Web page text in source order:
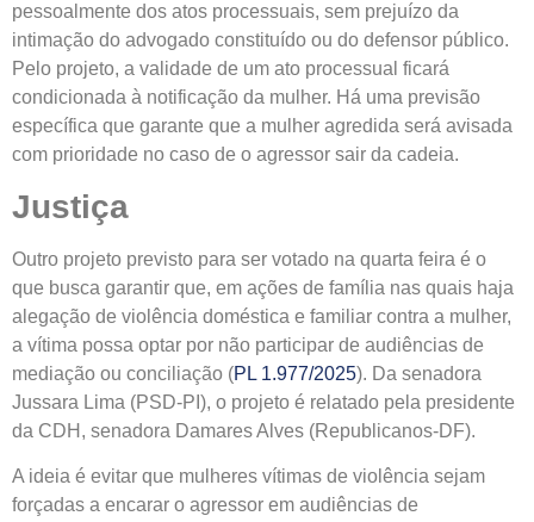
pessoalmente dos atos processuais, sem prejuízo da
intimação do advogado constituído ou do defensor público.
Pelo projeto, a validade de um ato processual ficará
condicionada à notificação da mulher. Há uma previsão
específica que garante que a mulher agredida será avisada
com prioridade no caso de o agressor sair da cadeia.
Justiça
Outro projeto previsto para ser votado na quarta feira é o
que busca garantir que, em ações de família nas quais haja
alegação de violência doméstica e familiar contra a mulher,
a vítima possa optar por não participar de audiências de
mediação ou conciliação (PL 1.977/2025). Da senadora
Jussara Lima (PSD-PI), o projeto é relatado pela presidente
da CDH, senadora Damares Alves (Republicanos-DF).
A ideia é evitar que mulheres vítimas de violência sejam
forçadas a encarar o agressor em audiências de